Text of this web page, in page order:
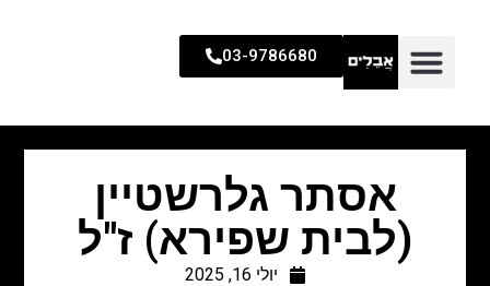
03-9786680
אסתר גלרשטיין
(לבית שפירא) ז"ל
יולי 16, 2025